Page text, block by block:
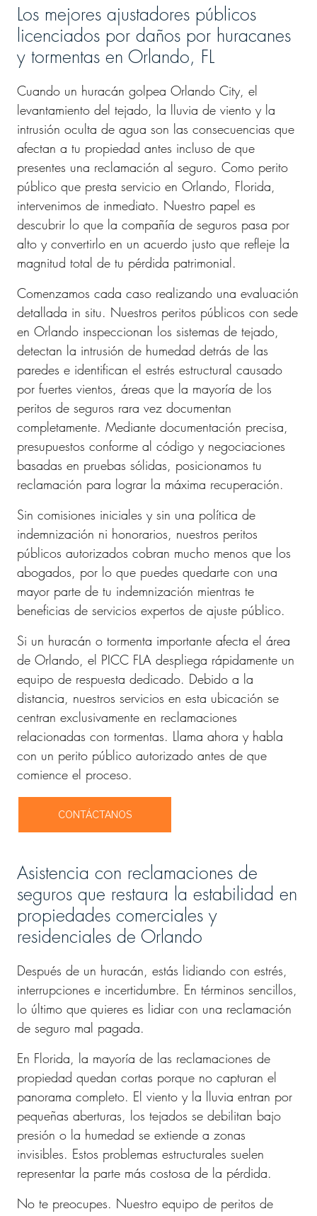
Los mejores ajustadores públicos
licenciados por daños por huracanes
y tormentas en Orlando, FL
Cuando un huracán golpea Orlando City, el
levantamiento del tejado, la lluvia de viento y la
intrusión oculta de agua son las consecuencias que
afectan a tu propiedad antes incluso de que
presentes una reclamación al seguro. Como perito
público que presta servicio en Orlando, Florida,
intervenimos de inmediato. Nuestro papel es
descubrir lo que la compañía de seguros pasa por
alto y convertirlo en un acuerdo justo que refleje la
magnitud total de tu pérdida patrimonial.
Comenzamos cada caso realizando una evaluación
detallada in situ. Nuestros peritos públicos con sede
en Orlando inspeccionan los sistemas de tejado,
detectan la intrusión de humedad detrás de las
paredes e identifican el estrés estructural causado
por fuertes vientos, áreas que la mayoría de los
peritos de seguros rara vez documentan
completamente. Mediante documentación precisa,
presupuestos conforme al código y negociaciones
basadas en pruebas sólidas, posicionamos tu
reclamación para lograr la máxima recuperación.
Sin comisiones iniciales y sin una política de
indemnización ni honorarios, nuestros peritos
públicos autorizados cobran mucho menos que los
abogados, por lo que puedes quedarte con una
mayor parte de tu indemnización mientras te
beneficias de servicios expertos de ajuste público.
Si un huracán o tormenta importante afecta el área
de Orlando, el PICC FLA despliega rápidamente un
equipo de respuesta dedicado. Debido a la
distancia, nuestros servicios en esta ubicación se
centran exclusivamente en reclamaciones
relacionadas con tormentas. Llama ahora y habla
con un perito público autorizado antes de que
comience el proceso.
CONTÁCTANOS
Asistencia con reclamaciones de
seguros que restaura la estabilidad en
propiedades comerciales y
residenciales de Orlando
Después de un huracán, estás lidiando con estrés,
interrupciones e incertidumbre. En términos sencillos,
lo último que quieres es lidiar con una reclamación
de seguro mal pagada.
En Florida, la mayoría de las reclamaciones de
propiedad quedan cortas porque no capturan el
panorama completo. El viento y la lluvia entran por
pequeñas aberturas, los tejados se debilitan bajo
presión o la humedad se extiende a zonas
invisibles. Estos problemas estructurales suelen
representar la parte más costosa de la pérdida.
No te preocupes. Nuestro equipo de peritos de